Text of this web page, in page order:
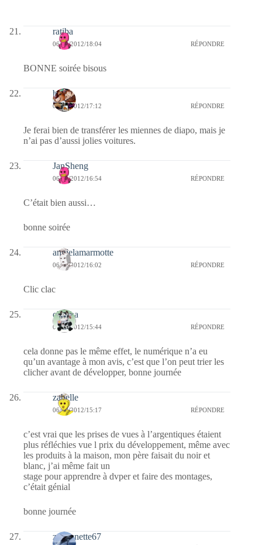
ratiba
06/02/2012/18:04 RÉPONDRE
BONNE soirée bisous
boljo
06/02/2012/17:12 RÉPONDRE
Je ferai bien de transférer les miennes de diapo, mais je
n’ai pas d’aussi jolies voitures.
JanSheng
06/02/2012/16:54 RÉPONDRE
C’était bien aussi…
bonne soirée
annielamarmotte
06/02/2012/16:02 RÉPONDRE
Clic clac
chacha
06/02/2012/15:44 RÉPONDRE
cela donne pas le même effet, le numérique n’a eu
qu’un avantage à mon avis, c’est que l’on peut trier les
clicher avant de développer, bonne journée
zabelle
06/02/2012/15:17 RÉPONDRE
c’est vrai que les prises de vues à l’argentiques étaient
plus réfléchies vue l prix du développement, même avec
les produits à la maison, mon père faisait du noir et
blanc, j’ai même fait un
stage pour apprendre à dvper et faire des montages,
c’était génial
bonne journée
zazounette67